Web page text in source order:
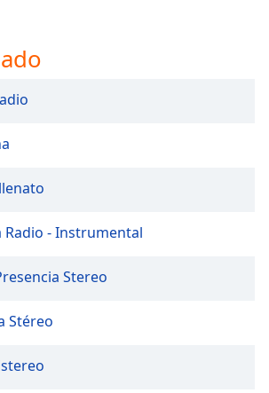
Radio - Instrumental
Stereo
Stéreo